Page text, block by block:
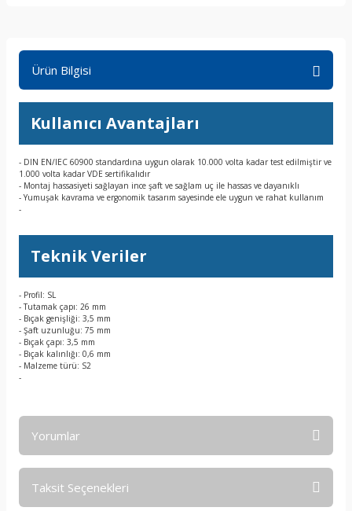
Ürün Bilgisi
Kullanıcı Avantajları
- DIN EN/IEC 60900 standardına uygun olarak 10.000 volta kadar test edilmiştir ve
1.000 volta kadar VDE sertifikalıdır
- Montaj hassasiyeti sağlayan ince şaft ve sağlam uç ile hassas ve dayanıklı
- Yumuşak kavrama ve ergonomik tasarım sayesinde ele uygun ve rahat kullanım
-
Teknik Veriler
- Profil: SL
- Tutamak çapı: 26 mm
- Bıçak genişliği: 3,5 mm
- Şaft uzunluğu: 75 mm
- Bıçak çapı: 3,5 mm
- Bıçak kalınlığı: 0,6 mm
- Malzeme türü: S2
-
Yorumlar
Taksit Seçenekleri